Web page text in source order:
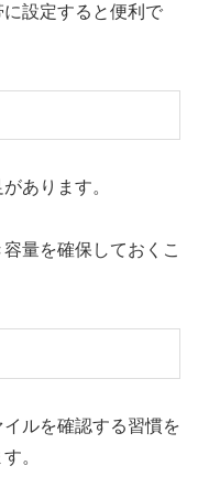
設定すると便利で
あります。
量を確保しておくこ
ルを確認する習慣を
。